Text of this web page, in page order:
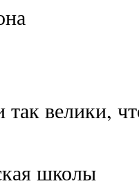
велики,
школы